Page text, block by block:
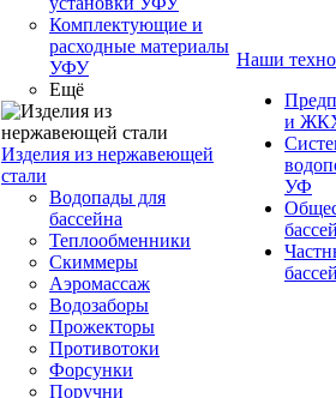
Комплектующие и
расходные материалы
УФУ
Ещё
Изделия из нержавеющей
стали
Водопады для
бассейна
Теплообменники
Скиммеры
Аэромассаж
Водозаборы
Прожекторы
Противотоки
Форсунки
Поручни
Наши
и
УФ